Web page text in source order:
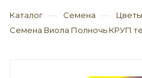
Каталог — Семена — Цветы
Семена Виола Полночь КРУП